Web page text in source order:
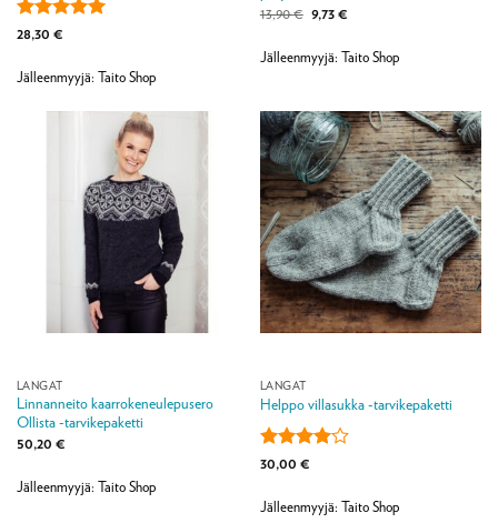
Arvostelu
/ 5
28,30 €
Jälleenmyyjä: Taito Shop
13,90€ Alkuperäinen
hinta
13,90 €.
9,73€Nykyinen
9,73 €.
Jälleenmyyjä: Taito Shop
LANGAT
Linnanneito kaarrokeneulepusero
Ollista -tarvikepaketti
50,20 €
Jälleenmyyjä: Taito Shop
LANGAT
Helppo villasukka -tarvikepaketti
Arvostelu
4 / 5
30,00 €
Jälleenmyyjä: Taito Shop